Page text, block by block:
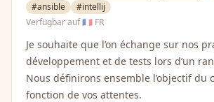
#ansible
#intellij
Verfügbar auf🇫🇷 FR
Je souhaite que l’on échange sur nos
développement et de tests lors d’un
Nous définirons ensemble l’objectif du
fonction de vos attentes.